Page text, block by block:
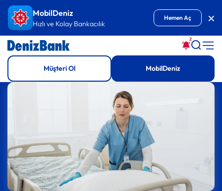
İçeriğe GitMobilDeniz
Hızlı ve Kolay Bankacılık
Hemen Aç
2
Müşteri Ol MobilDeniz